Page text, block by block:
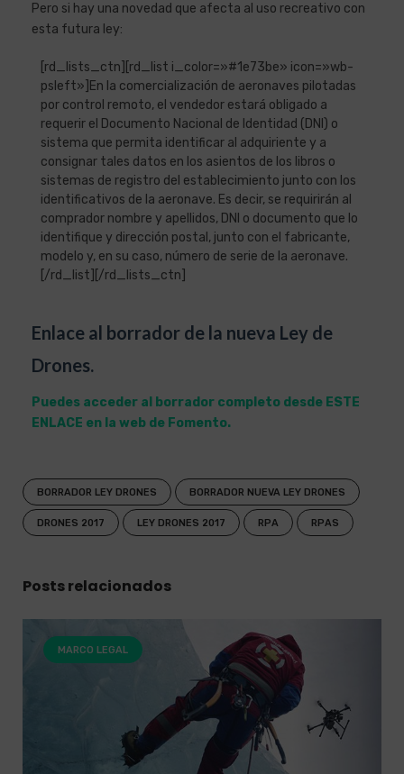
Pero si hay una novedad que afecta al uso recreativo con
esta futura ley:
[rd_lists_ctn][rd_list i_color=»#1e73be» icon=»wb-
psleft»]En la comercialización de aeronaves pilotadas
por control remoto, el vendedor estará obligado a
requerir el Documento Nacional de Identidad (DNI) o
sistema que permita identificar al adquiriente y a
consignar tales datos en los asientos de los libros o
sistemas de registro del establecimiento junto con los
identificativos de la aeronave. Es decir, se requirirán al
comprador nombre y apellidos, DNI o documento que lo
identifique y dirección postal, junto con el fabricante,
modelo y, en su caso, número de serie de la aeronave.
[/rd_list][/rd_lists_ctn]
Enlace al borrador de la nueva Ley de
Drones.
Puedes acceder al borrador completo desde ESTE
ENLACE en la web de Fomento.
BORRADOR LEY DRONES BORRADOR NUEVA LEY DRONES
DRONES 2017 LEY DRONES 2017 RPA RPAS
Posts relacionados
MARCO LEGAL